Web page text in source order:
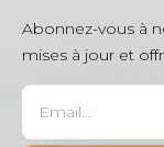
Abonnez-vous à
mises à jour et